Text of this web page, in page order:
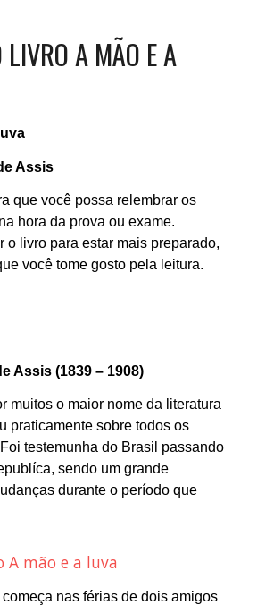
LIVRO A MÃO E A
Assis
que você possa relembrar os
hora da prova ou exame.
o livro para estar mais preparado,
você tome gosto pela leitura.
Assis (1839 – 1908)
muitos o maior nome da literatura
praticamente sobre todos os
testemunha do Brasil passando
sendo um grande
durante o período que
A mão e a luva
nas férias de dois amigos